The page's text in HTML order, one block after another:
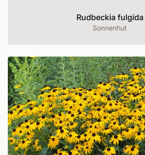
Rudbeckia fulgida
Sonnenhut